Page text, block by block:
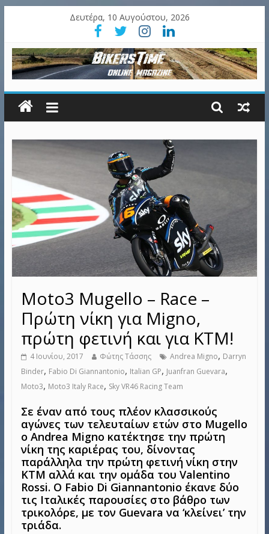
Δευτέρα, 10 Αυγούστου, 2026
Moto3 Mugello – Race –
Πρώτη νίκη για Migno,
πρώτη φετινή και για KTM!
4 Ιουνίου, 2017 Φώτης Τάσσης Andrea Migno, Darryn
Binder, Fabio Di Giannantonio, Italian GP, Juanfran Guevara,
Moto3, Moto3 Italy Race, Sky VR46 Racing Team
Σε έναν από τους πλέον κλασσικούς
αγώνες των τελευταίων ετών στο Mugello
o Andrea Migno κατέκτησε την πρώτη
νίκη της καριέρας του, δίνοντας
παράλληλα την πρώτη φετινή νίκη στην
KTM αλλά και την ομάδα του Valentino
Rossi. Ο Fabio Di Giannantonio έκανε δύο
τις Ιταλικές παρουσίες στο βάθρο των
τρικολόρε, με τον Guevara να ‘κλείνει’ την
τριάδα.